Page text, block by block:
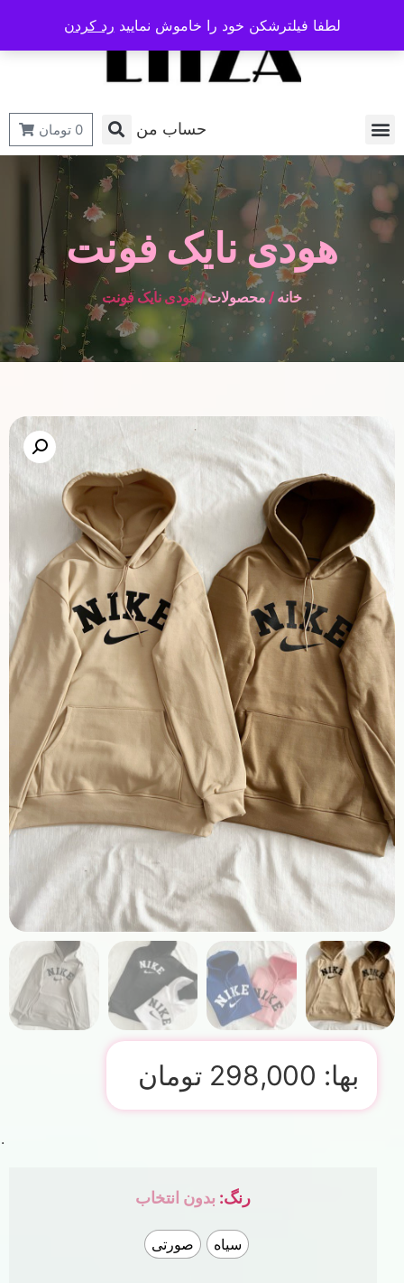
حساب من 0 تومان
هودی نایک فونت
خانه / محصولات/ هودی نایک فونت
بها: 298,000 تومان
رنگ: بدون انتخاب
سیاه صورتی
لطفا فیلترشکن خود را خاموش نمایید رد کردن